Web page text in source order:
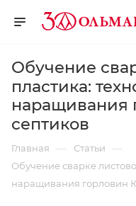
Обучение
пластика:
наращивания
септиков
Главная — Статьи —
Обучение сварке
наращивания горловин